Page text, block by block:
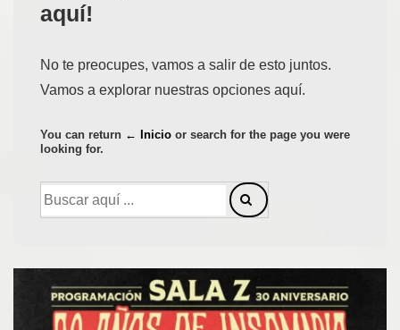
aquí!
No te preocupes, vamos a salir de esto juntos.
Vamos a explorar nuestras opciones aquí.
You can return ← Inicio or search for the page you were
looking for.
Buscar
por: